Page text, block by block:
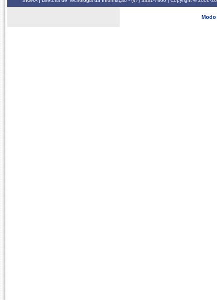
Modo